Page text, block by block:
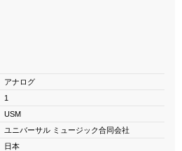
アナログ
1
USM
ユニバーサル ミュージック合同会社
日本